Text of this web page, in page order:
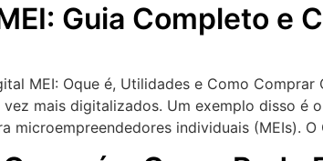
Guia Completo e
MEI: Oque é, Utilidades e Como Comprar
mais digitalizados. Um exemplo disso é
microempreendedores individuais (MEIs). O